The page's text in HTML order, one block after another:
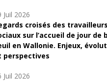
Juil 2026
croisés des travailleurs
sur l’accueil de jour de
en Wallonie. Enjeux,
perspectives
Juil 2026